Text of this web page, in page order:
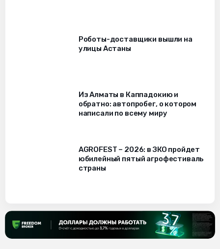
Роботы-доставщики вышли на
улицы Астаны
Из Алматы в Каппадокию и
обратно: автопробег, о котором
написали по всему миру
AGROFEST – 2026: в ЗКО пройдет
юбилейный пятый агрофестиваль
страны